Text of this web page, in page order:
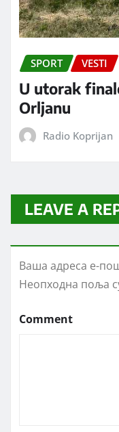
SPORT VESTI
U utorak
Orljanu
Radio Koprijan
LEAVE A
Ваша адреса е-
Неопходна поља
Comment